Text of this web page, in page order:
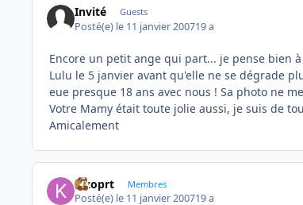
Invité Guests
Posté(e) le 11 janvier 200719 a
Encore un petit ange qui part... je pense bien
Lulu le 5 janvier avant qu'elle ne se dégrade
eue presque 18 ans avec nous ! Sa photo ne
Votre Mamy était toute jolie aussi, je suis de
Amicalement
kizoprt Membres
Posté(e) le 11 janvier 200719 a